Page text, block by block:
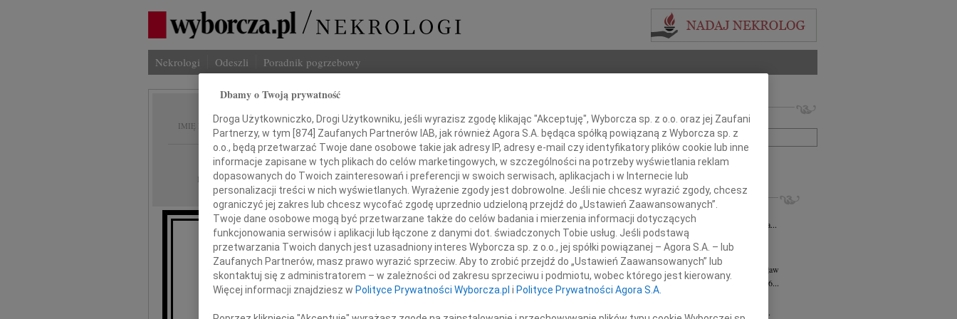
Nekrologi Odeszli Poradnik pogrzebowy
IMIĘ I NAZWISKO: Janina Alicja Sikorska
REGION: Wrocław
DATA EMISJI: 01.09.2020
Dnia 29 sierpnia 2020 roku odeszła do Domu Pana w wieku 96 lat,
Nasza Mama, Babcia, Prababcia
Imię i nazwisko lub numer ogłoszenia:
+ szukanie zaawansowane
INNE NEKROLOGI
Mieczysława Pękacz07.08.2026
Dnia 25 lipca 2026 roku zmarła Mieczysława...
Hubert Mordawski 06.08.2026
Nie mów nic: już uleciałem w taką...
Halina Hanna Kościelniak
Wrocław
Halina Hanna Kościelniak Zmarła 30.06.2026...
Henryk Brutkowski
Na zawsze pozostanie w naszych sercach Z...
Dbamy o Twoją prywatność
Droga Użytkowniczko, Drogi Użytkowniku, jeśli wyrazisz zgodę klikając "Akceptuję", Wyborcza sp. z o.o. oraz jej Zaufani
Partnerzy, w tym [874] Zaufanych Partnerów IAB, jak również Agora S.A. będąca spółką powiązaną z Wyborcza sp. z
o.o., będą przetwarzać Twoje dane osobowe takie jak adresy IP, adresy e-mail czy identyfikatory plików cookie lub inne
informacje zapisane w tych plikach do celów marketingowych, w szczególności na potrzeby wyświetlania reklam
dopasowanych do Twoich zainteresowań i preferencji w swoich serwisach, aplikacjach i w Internecie lub
personalizacji treści w nich wyświetlanych. Wyrażenie zgody jest dobrowolne. Jeśli nie chcesz wyrazić zgody, chcesz
ograniczyć jej zakres lub chcesz wycofać zgodę uprzednio udzieloną przejdź do „Ustawień Zaawansowanych”.
Twoje dane osobowe mogą być przetwarzane także do celów badania i mierzenia informacji dotyczących
funkcjonowania serwisów i aplikacji lub łączone z danymi dot. świadczonych Tobie usług. Jeśli podstawą
przetwarzania Twoich danych jest uzasadniony interes Wyborcza sp. z o.o., jej spółki powiązanej – Agora S.A. – lub
Zaufanych Partnerów, masz prawo wyrazić sprzeciw. Aby to zrobić przejdź do „Ustawień Zaawansowanych” lub
skontaktuj się z administratorem – w zależności od zakresu sprzeciwu i podmiotu, wobec którego jest kierowany.
Więcej informacji znajdziesz w Polityce Prywatności Wyborcza.pl i Polityce Prywatności Agora S.A.